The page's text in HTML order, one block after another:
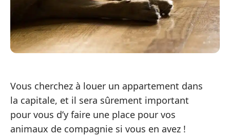
Vous cherchez à louer un appartement dans
la capitale, et il sera sûrement important
pour vous d’y faire une place pour vos
animaux de compagnie si vous en avez !